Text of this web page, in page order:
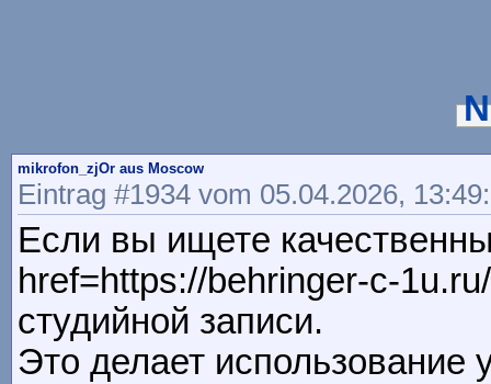
mikrofon_zjOr aus Moscow
Eintrag #1934 vom 05.04.2026,
Если вы ищете
href=https://behringer-c-
студийной записи.
Это делает использование